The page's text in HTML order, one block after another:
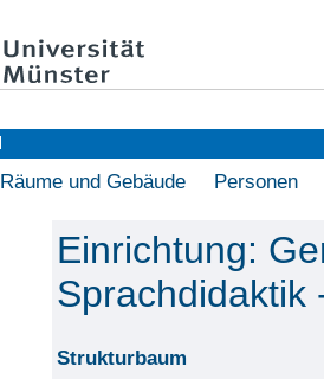
Räume und Gebäude Personen
Einrichtung:
Sprachdidaktik
Strukturbaum